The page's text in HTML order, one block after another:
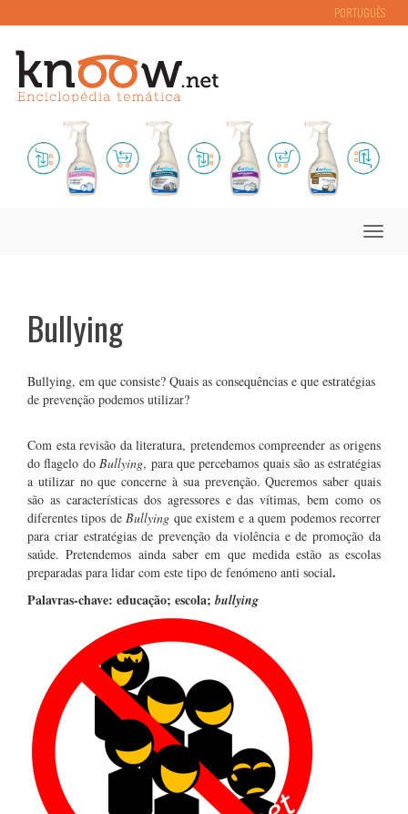
PORTUGUÊS
Toggle
Bullying
Bullying, em que consiste? Quais as consequências e que estratégias
de prevenção podemos utilizar?
Com esta revisão da literatura, pretendemos compreender as origens
do flagelo doBullying, para que percebamos quais são as estratégias
a utilizar no que concerne à sua prevenção. Queremos saber quais
são as características dos agressores e das vítimas, bem como os
diferentes tipos deBullying que existem e a quem podemos recorrer
para criar estratégias de prevenção da violência e de promoção da
saúde. Pretendemos ainda saber em que medida estão as escolas
preparadas para lidar com este tipo de fenómeno anti social.
Palavras-chave: educação; escola; bullying